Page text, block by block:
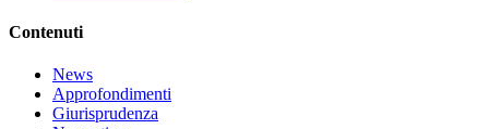
Contenuti
News
Approfondimenti
Giurisprudenza